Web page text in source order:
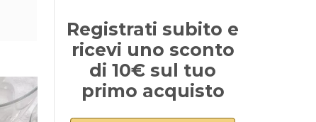
Registrati subito e
ricevi uno sconto
di 10€ sul tuo
primo acquisto